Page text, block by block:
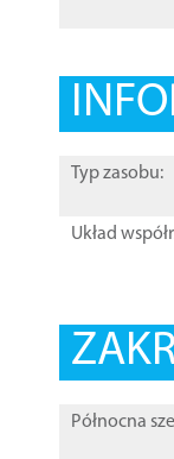
Typ zasobu:
Układ
Północna